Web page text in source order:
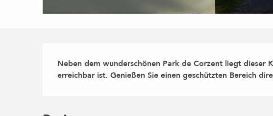
Beschreibung
Neben dem wunderschönen Park de Corzent liegt dieser
erreichbar ist. Genießen Sie einen geschützten Bereich